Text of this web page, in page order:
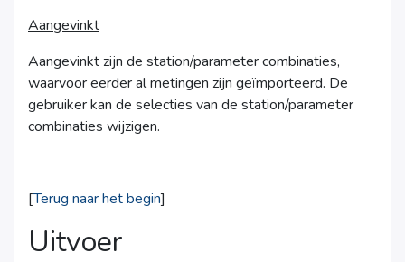
Aangevinkt
Aangevinkt zijn de station/parameter combinaties,
waarvoor eerder al metingen zijn geïmporteerd. De
gebruiker kan de selecties van de station/parameter
combinaties wijzigen.
[Terug naar het begin]
Uitvoer